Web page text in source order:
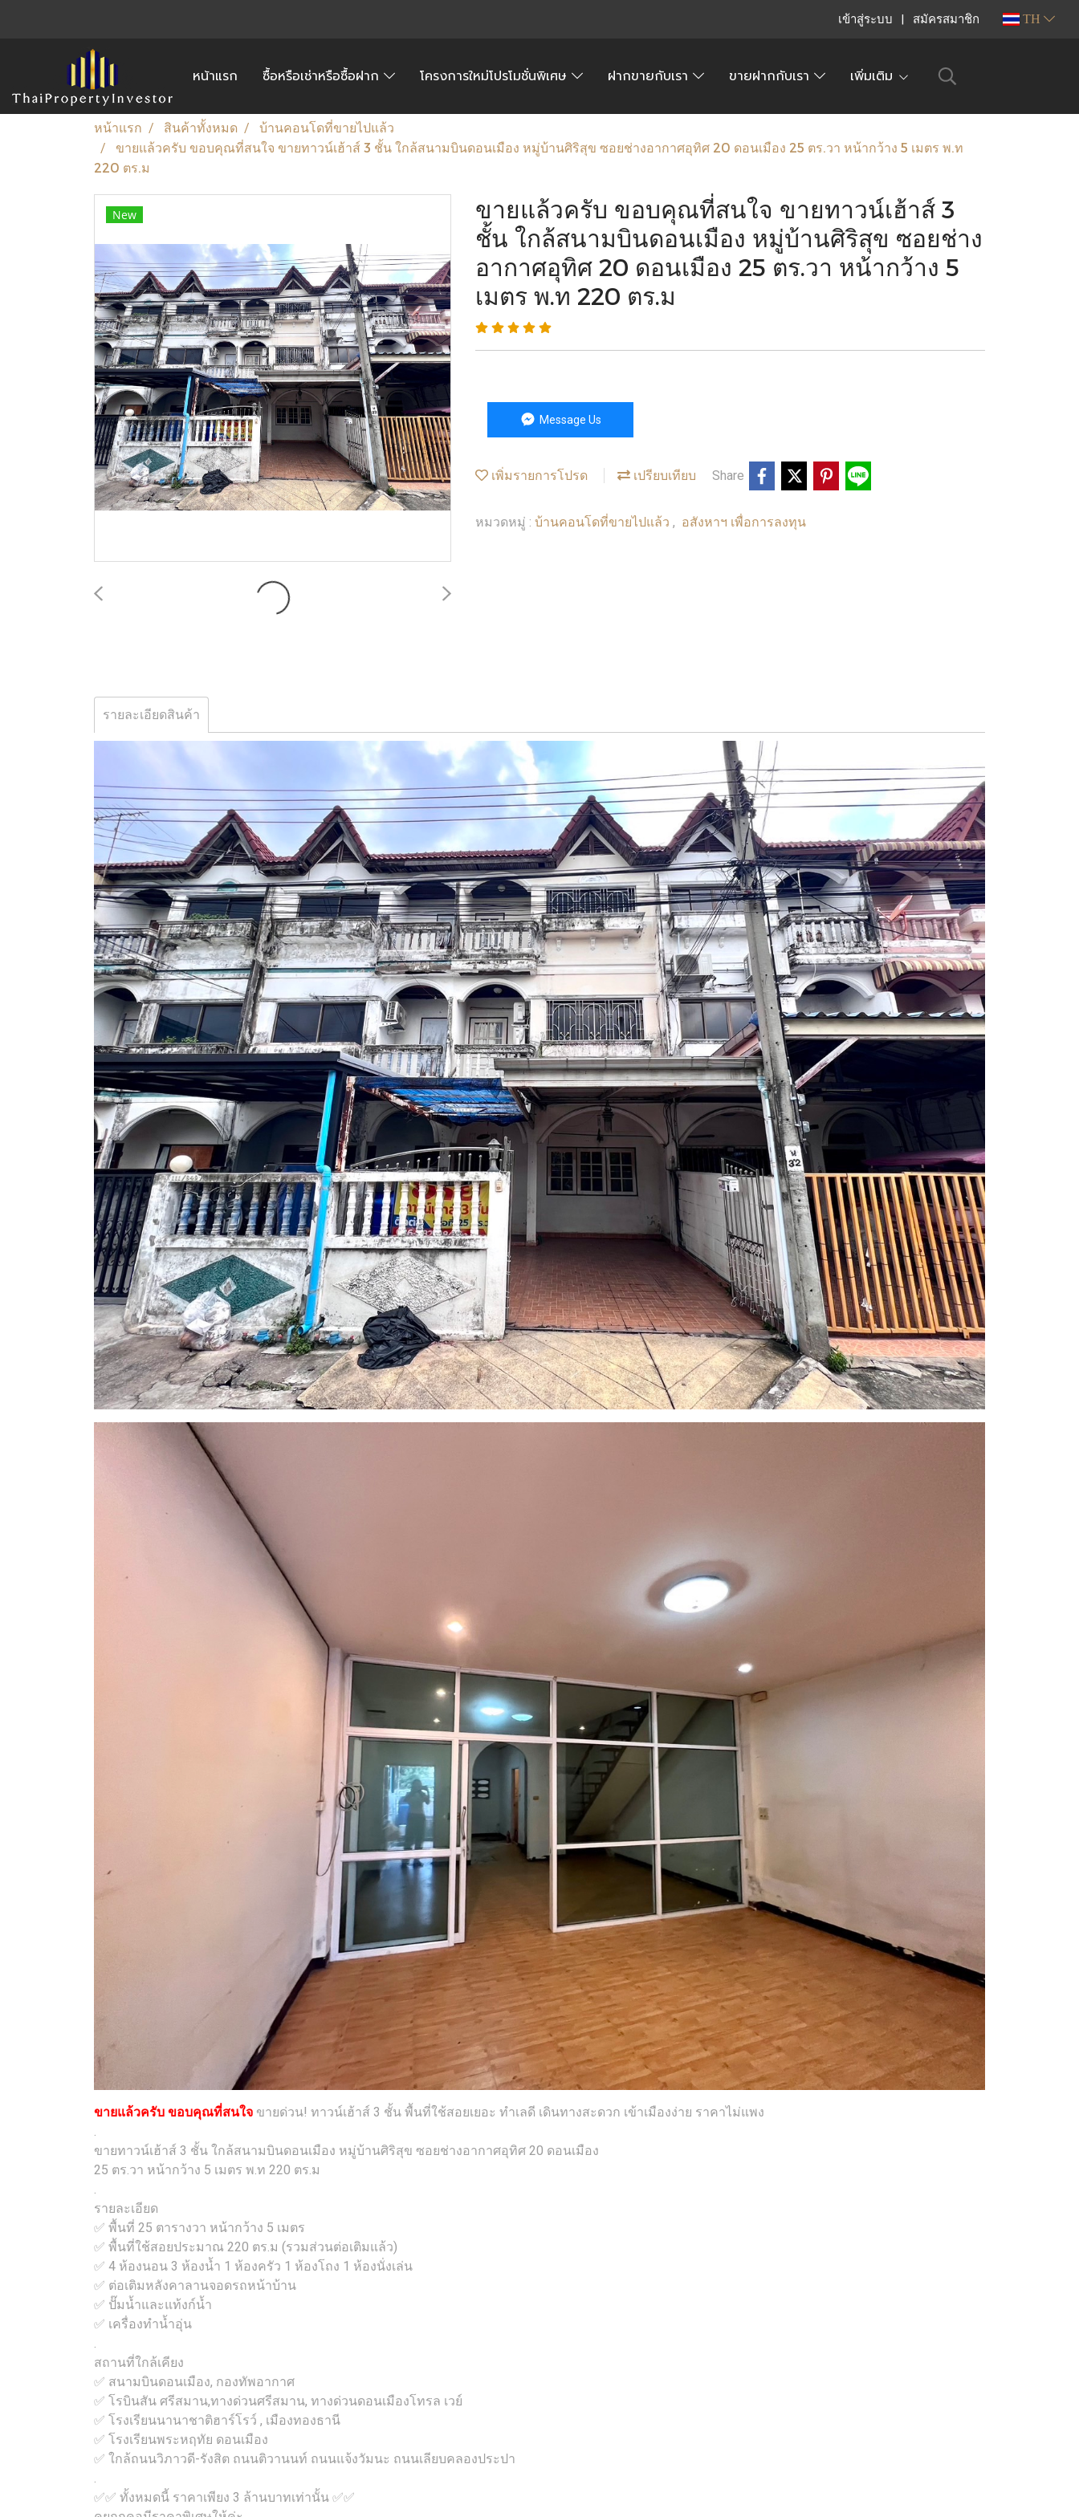
เข้าสู่ระบบ สมัครสมาชิก TH
หน้าแรก ซื้อหรือเช่าหรือซื้อฝาก โครงการใหม่โปรโมชั่นพิเศษ ฝากขายกับเรา ขายฝากกับเรา เพิ่มเติม
หน้าแรก สินค้าทั้งหมด
บ้านคอนโดที่ขายไปแล้ว
ขายแล้วครับ ขอบคุณที่สนใจ ขายทาวน์เฮ้าส์ 3 ชั้น ใกล้สนามบินดอนเมือง หมู่บ้านศิริสุข ซอยช่างอากาศอุทิศ 20 ดอนเมือง 25 ตร.วา หน้ากว้าง 5 เมตร พ.ท
220 ตร.ม
New
ขายแล้วครับ ขอบคุณที่สนใจ ขายทาวน์เฮ้าส์ 3
ชั้น ใกล้สนามบินดอนเมือง หมู่บ้านศิริสุข ซอยช่าง
อากาศอุทิศ 20 ดอนเมือง 25 ตร.วา หน้ากว้าง 5
เมตร พ.ท 220 ตร.ม
Message Us
เพิ่มรายการโปรด เปรียบเทียบ Share
หมวดหมู่ : บ้านคอนโดที่ขายไปแล้ว , อสังหาฯ เพื่อการลงทุน
รายละเอียดสินค้า
ขายแล้วครับ ขอบคุณที่สนใจ ขายด่วน! ทาวน์เฮ้าส์ 3 ชั้น พื้นที่ใช้สอยเยอะ ทำเลดี เดินทางสะดวก เข้าเมืองง่าย ราคาไม่แพง
.
ขายทาวน์เฮ้าส์ 3 ชั้น ใกล้สนามบินดอนเมือง หมู่บ้านศิริสุข ซอยช่างอากาศอุทิศ 20 ดอนเมือง
25 ตร.วา หน้ากว้าง 5 เมตร พ.ท 220 ตร.ม
.
รายละเอียด
✅ พื้นที่ 25 ตารางวา หน้ากว้าง 5 เมตร
✅ พื้นที่ใช้สอยประมาณ 220 ตร.ม (รวมส่วนต่อเติมแล้ว)
✅ 4 ห้องนอน 3 ห้องน้ำ 1 ห้องครัว 1 ห้องโถง 1 ห้องนั่งเล่น
✅ ต่อเติมหลังคาลานจอดรถหน้าบ้าน
✅ ปั๊มน้ำและแท้งก์น้ำ
✅ เครื่องทำน้ำอุ่น
.
สถานที่ใกล้เคียง
✅ สนามบินดอนเมือง, กองทัพอากาศ
✅ โรบินสัน ศรีสมาน,ทางด่วนศรีสมาน, ทางด่วนดอนเมืองโทรล เวย์
✅ โรงเรียนนานาชาติฮาร์โรว์ , เมืองทองธานี
✅ โรงเรียนพระหฤทัย ดอนเมือง
✅ ใกล้ถนนวิภาวดี-รังสิต ถนนติวานนท์ ถนนแจ้งวัมนะ ถนนเลียบคลองประปา
.
✅✅ ทั้งหมดนี้ ราคาเพียง 3 ล้านบาทเท่านั้น ✅✅